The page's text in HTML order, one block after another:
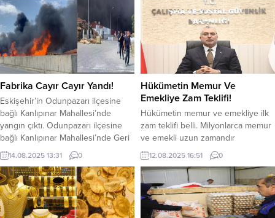
boyutu yüksek EVOARS projesiyle
Türkiye çapında düzenlenen
teknoloji yarışmasında birinci oldu.
Proje, hem teknolojik altyapısı hem
de kültürel içeriğiyle ulusal ve
uluslararası düzeyde büyük takdir
topladı. Türkiye geneli 55 ilden 130
üniversitenin katıldığı yarışmada,
toplam 406...
personel ile motosikletlere yönelik
uygulama yapıldı. Viranşehir İlçe
Merkezinde, yapılan şok uygulama
kapsamında; 1 Adet hacizli-
yakalamalı, 1 Adet trafikten men, 6
Adet tescilsiz veya hurda, 10 Adet
şase veya motor bloğu kazıntılı, 5
Adet...
Fabrika Cayır Cayır Yandı!
Eskişehir’in Odunpazarı ilçesine
bağlı Kanlıpınar Mahallesi’nde
yangın çıktı. Odunpazarı ilçesine
bağlı Kanlıpınar Mahallesi’nde Geri
Dönüşümcüler Sitesindeki bir
fabrikada saat 11.30 sularında
henüz belirlenemeyen bir nedenle
yangın çıktı. Biri palet 2 fabrikaya
daha sıçradı. Çevredekilerin ihbarı
üzerine olay yerine çok sayıda
14.08.2025 13:31 0
Hükümetin Memur Ve
Emekliye Zam Teklifi!
Hükümetin memur ve emekliye ilk
zam teklifi belli. Milyonlarca memur
ve emekli uzun zamandır
hükümetten gelen zam teklifini
merakla bekliyordu. Hükümet,
sendikalarla yaptığı 8. Dönem Kamu
Toplu sözleşme görüşmelerinin
ardından memur, emekli ve
sözleşmeli personele yapacağı ilk
12.08.2025 16:51 0